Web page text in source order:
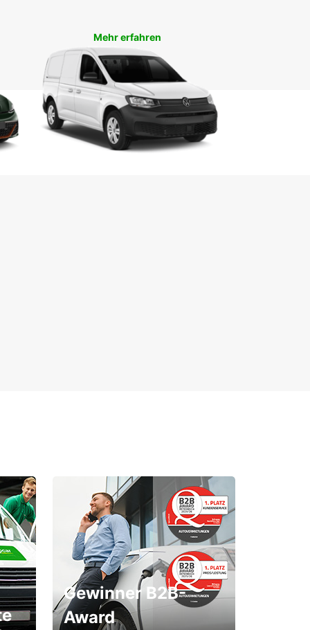
Faust. Unser erfahrenes Team steht Ihnen
und Ihnen den besten Service zu bieten.
Mehr erfahren
Gewinner B2B-
Award